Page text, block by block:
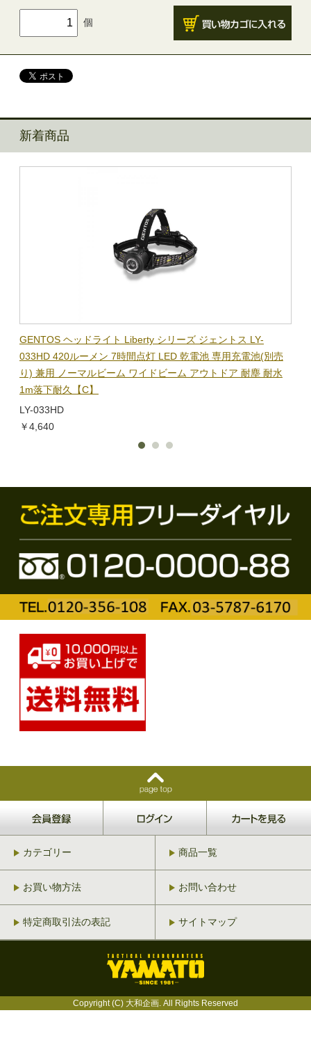
個
新着商品
GENTOS ヘッドライト Liberty シリーズ ジェントス LY-
033HD 420ルーメン 7時間点灯 LED 乾電池 専用充電池(別売
り) 兼用 ノーマルビーム ワイドビーム アウトドア 耐塵 耐水
1m落下耐久【C】
LY-033HD
￥4,640
カテゴリー 商品一覧
お買い物方法 お問い合わせ
特定商取引法の表記 サイトマップ
Copyright (C) 大和企画. All Rights Reserved